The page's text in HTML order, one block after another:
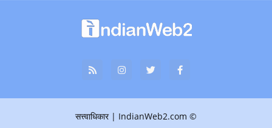
© सत्त्वाधिकार | IndianWeb2.com